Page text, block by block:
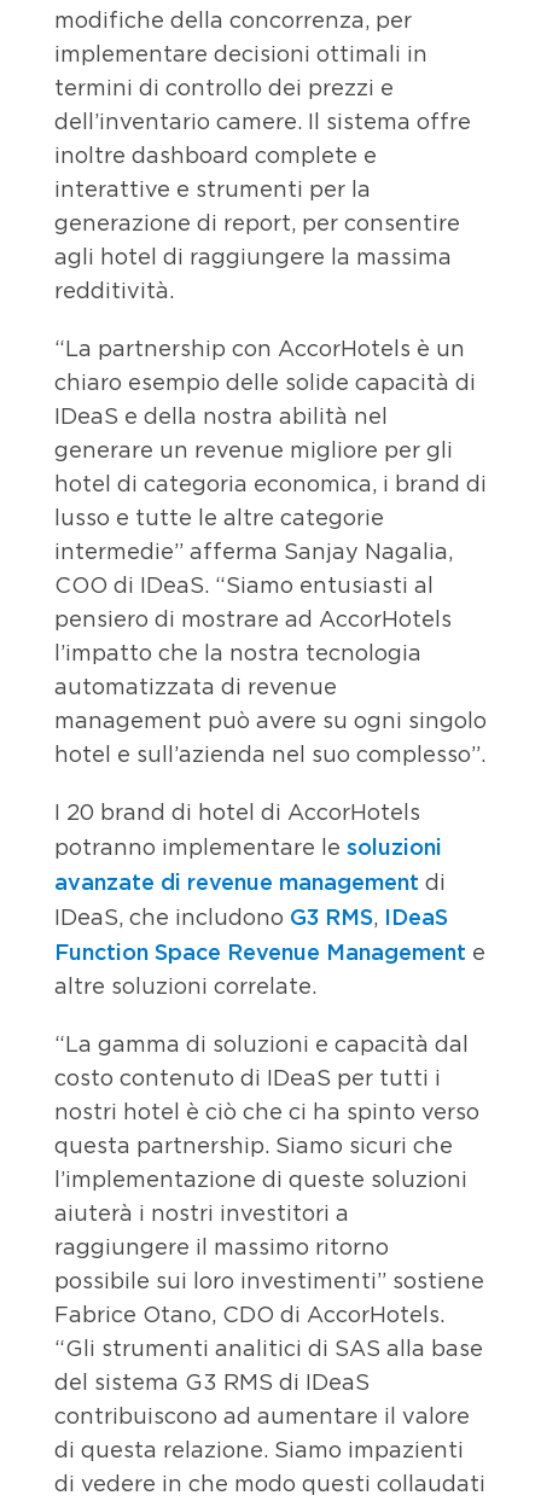
modifiche della concorrenza, per
implementare decisioni ottimali in
termini di controllo dei prezzi e
dell’inventario camere. Il sistema offre
inoltre dashboard complete e
interattive e strumenti per la
generazione di report, per consentire
agli hotel di raggiungere la massima
redditività.
“La partnership con AccorHotels è un
chiaro esempio delle solide capacità di
IDeaS e della nostra abilità nel
generare un revenue migliore per gli
hotel di categoria economica, i brand di
lusso e tutte le altre categorie
intermedie” afferma Sanjay Nagalia,
COO di IDeaS. “Siamo entusiasti al
pensiero di mostrare ad AccorHotels
l’impatto che la nostra tecnologia
automatizzata di revenue
management può avere su ogni singolo
hotel e sull’azienda nel suo complesso”.
I 20 brand di hotel di AccorHotels
potranno implementare le soluzioni
avanzate di revenue management di
IDeaS, che includono G3 RMS, IDeaS
Function Space Revenue Management e
altre soluzioni correlate.
“La gamma di soluzioni e capacità dal
costo contenuto di IDeaS per tutti i
nostri hotel è ciò che ci ha spinto verso
questa partnership. Siamo sicuri che
l’implementazione di queste soluzioni
aiuterà i nostri investitori a
raggiungere il massimo ritorno
possibile sui loro investimenti” sostiene
Fabrice Otano, CDO di AccorHotels.
“Gli strumenti analitici di SAS alla base
del sistema G3 RMS di IDeaS
contribuiscono ad aumentare il valore
di questa relazione. Siamo impazienti
di vedere in che modo questi collaudati